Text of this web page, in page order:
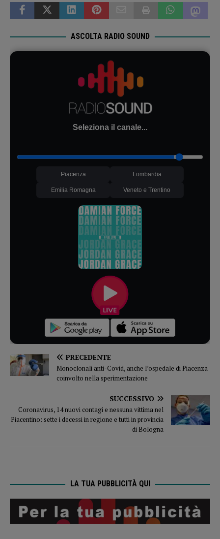
ASCOLTA RADIO SOUND
Seleziona il canale...
Piacenza Lombardia
Emilia Romagna Veneto e Trentino
PRECEDENTE
Monoclonali anti-Covid, anche l’ospedale di Piacenza
coinvolto nella sperimentazione
SUCCESSIVO
Coronavirus, 14 nuovi contagi e nessuna vittima nel
Piacentino: sette i decessi in regione e tutti in provincia
di Bologna
LA TUA PUBBLICITÀ QUI